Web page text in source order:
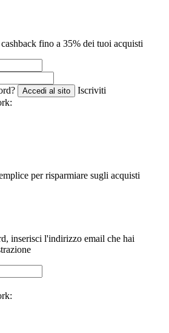
fino a 35% dei tuoi acquisti
Accedi al sito
Iscriviti
per risparmiare sugli acquisti
inserisci l'indirizzo email che hai